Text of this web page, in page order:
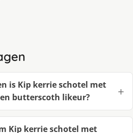
is Kip kerrie schotel met
butterscoth likeur?
Kip kerrie schotel met